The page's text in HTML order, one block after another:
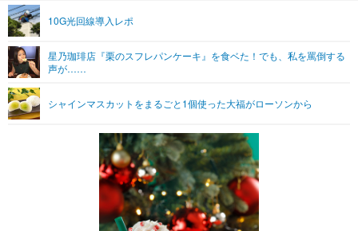
グラビア
ショッピング その他
ライフTOP
その他
リリース一覧
プッシュ通知の停止方法
10G光回線導入レポ
星乃珈琲店『栗のスフレパンケーキ』を食ベた！でも、私を罵倒する
声が……
シャインマスカットをまるごと1個使った大福がローソンから